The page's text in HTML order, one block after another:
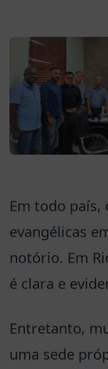
Em todo
evangélicas
notório. Em
é clara e
Entretanto,
uma sede